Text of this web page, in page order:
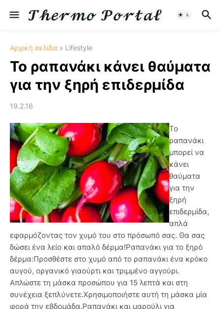
Αρχική σελίδα Lifestyle
Το ραπανάκι κάνει θαύματα
για την ξηρή επιδερμίδα
19.2.16
Το
ραπανάκι
μπορεί να
κάνει
θαύματα
για την
ξηρή
επιδερμίδα,
απλά
εφαρμόζοντας τον χυμό του στο πρόσωπό σας. Θα σας
δώσει ένα λείο και απαλό δέρμα!Ραπανάκι για το ξηρό
δέρμα:Προσθέστε στο χυμό από το ραπανάκι ένα κρόκο
αυγού, οργανικό γιαούρτι και τριμμένο αγγούρι.
Απλώστε τη μάσκα προσώπου για 15 λεπτά και στη
συνέχεια ξεπλύνετε.Χρησιμοποιήστε αυτή τη μάσκα μία
φορά την εβδομάδα.Ραπανάκι και μαρούλι για